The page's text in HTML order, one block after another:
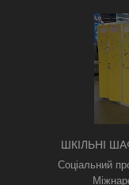
ШКІЛЬНІ
Соціальний